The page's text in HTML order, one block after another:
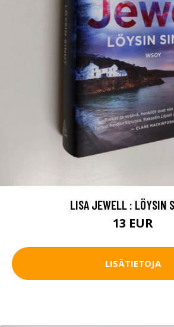
LISA JEWELL : LÖYSIN
13 EUR
LISÄTIETOJA